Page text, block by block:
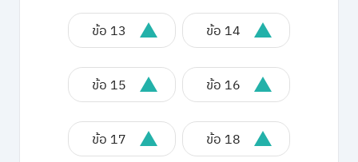
ข้อ 13 ข้อ 14
ข้อ 15 ข้อ 16
ข้อ 17 ข้อ 18